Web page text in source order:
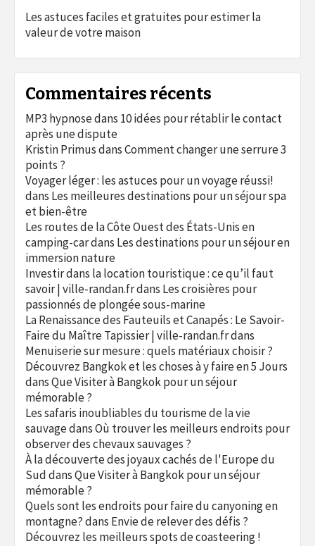
Les astuces faciles et gratuites pour estimer la
valeur de votre maison
Commentaires récents
MP3 hypnosedans 10 idées pour rétablir le contact
après une dispute
Kristin PrimusdansComment changer une serrure 3
points ?
Voyager léger : les astuces pour un voyage réussi!
dans Les meilleures destinations pour un séjour spa
et bien-être
Les routes de la Côte Ouest des États-Unis en
camping-cardans Les destinations pour un séjour en
immersion nature
Investir dans la location touristique : ce qu’il faut
savoir | ville-randan.frdans Les croisières pour
passionnés de plongée sous-marine
La Renaissance des Fauteuils et Canapés : Le Savoir-
Faire du Maître Tapissier | ville-randan.frdans
Menuiserie sur mesure : quels matériaux choisir ?
Découvrez Bangkok et les choses à y faire en 5 Jours
dansQue Visiter à Bangkok pour un séjour
mémorable ?
Les safaris inoubliables du tourisme de la vie
sauvagedansOù trouver les meilleurs endroits pour
observer des chevaux sauvages ?
À la découverte des joyaux cachés de l'Europe du
SuddansQue Visiter à Bangkok pour un séjour
mémorable ?
Quels sont les endroits pour faire du canyoning en
montagne?dans Envie de relever des défis ?
Découvrez les meilleurs spots de coasteering !